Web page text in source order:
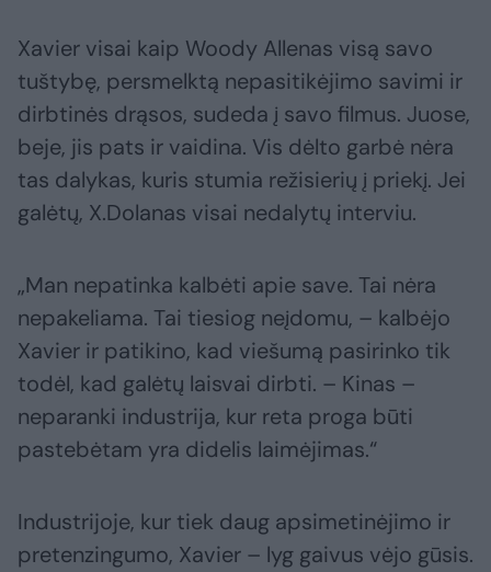
Xavier visai kaip Woody Allenas visą savo
tuštybę, persmelktą nepasitikėjimo savimi ir
dirbtinės drąsos, sudeda į savo filmus. Juose,
beje, jis pats ir vaidina. Vis dėlto garbė nėra
tas dalykas, kuris stumia režisierių į priekį. Jei
galėtų, X.Dolanas visai nedalytų interviu.
„Man nepatinka kalbėti apie save. Tai nėra
nepakeliama. Tai tiesiog neįdomu, – kalbėjo
Xavier ir patikino, kad viešumą pasirinko tik
todėl, kad galėtų laisvai dirbti. – Kinas –
neparanki industrija, kur reta proga būti
pastebėtam yra didelis laimėjimas.“
Industrijoje, kur tiek daug apsimetinėjimo ir
pretenzingumo, Xavier – lyg gaivus vėjo gūsis.